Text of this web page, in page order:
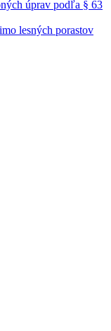
úprav podľa § 63
lesných porastov